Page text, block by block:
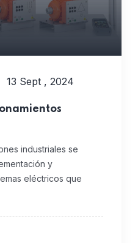
13 Sept , 2024
industriales se
y
eléctricos que